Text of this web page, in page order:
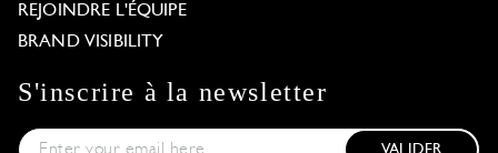
REJOINDRE L'ÉQUIPE
BRAND VISIBILITY
S'inscrire à la newsletter